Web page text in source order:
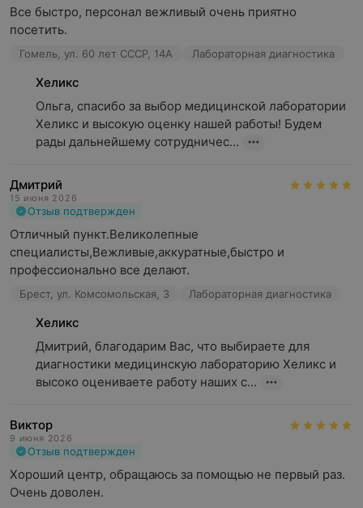
Все быстро, персонал вежливый очень приятно
посетить.
Гомель, ул. 60 лет СССР, 14А Лабораторная диагностика
Хеликс
Ольга, спасибо за выбор медицинской лаборатории
Хеликс и высокую оценку нашей работы! Будем
рады дальнейшему сотрудничес...
Дмитрий
15 июня 2026
Отзыв подтвержден
Отличный пункт.Великолепные
специалисты,Вежливые,аккуратные,быстро и
профессионально все делают.
Брест, ул. Комсомольская, 3 Лабораторная диагностика
Хеликс
Дмитрий, благодарим Вас, что выбираете для
диагностики медицинскую лабораторию Хеликс и
высоко оцениваете работу наших с...
Виктор
9 июня 2026
Отзыв подтвержден
Хороший центр, обращаюсь за помощью не первый раз.
Очень доволен.